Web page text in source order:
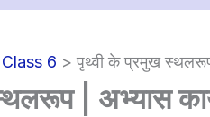
Class 6 पृथ्वी के प्रमुख
| अभ्यास